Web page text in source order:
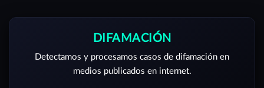
DIFAMACIÓN
Detectamos y procesamos casos de difamación en
medios publicados en internet.